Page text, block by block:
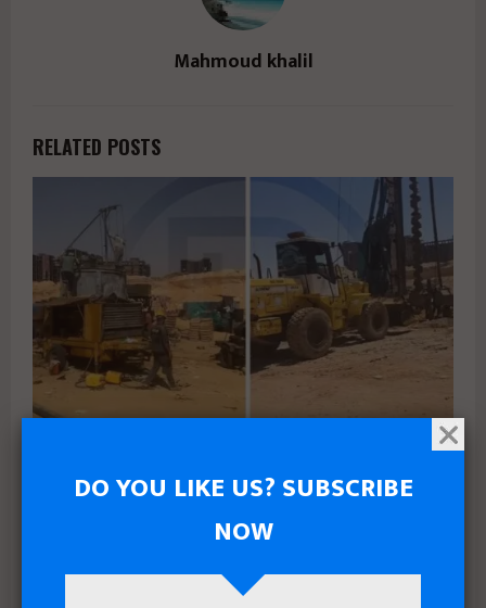
Mahmoud khalil
RELATED POSTS
DO YOU LIKE US? SUBSCRIBE
NOW